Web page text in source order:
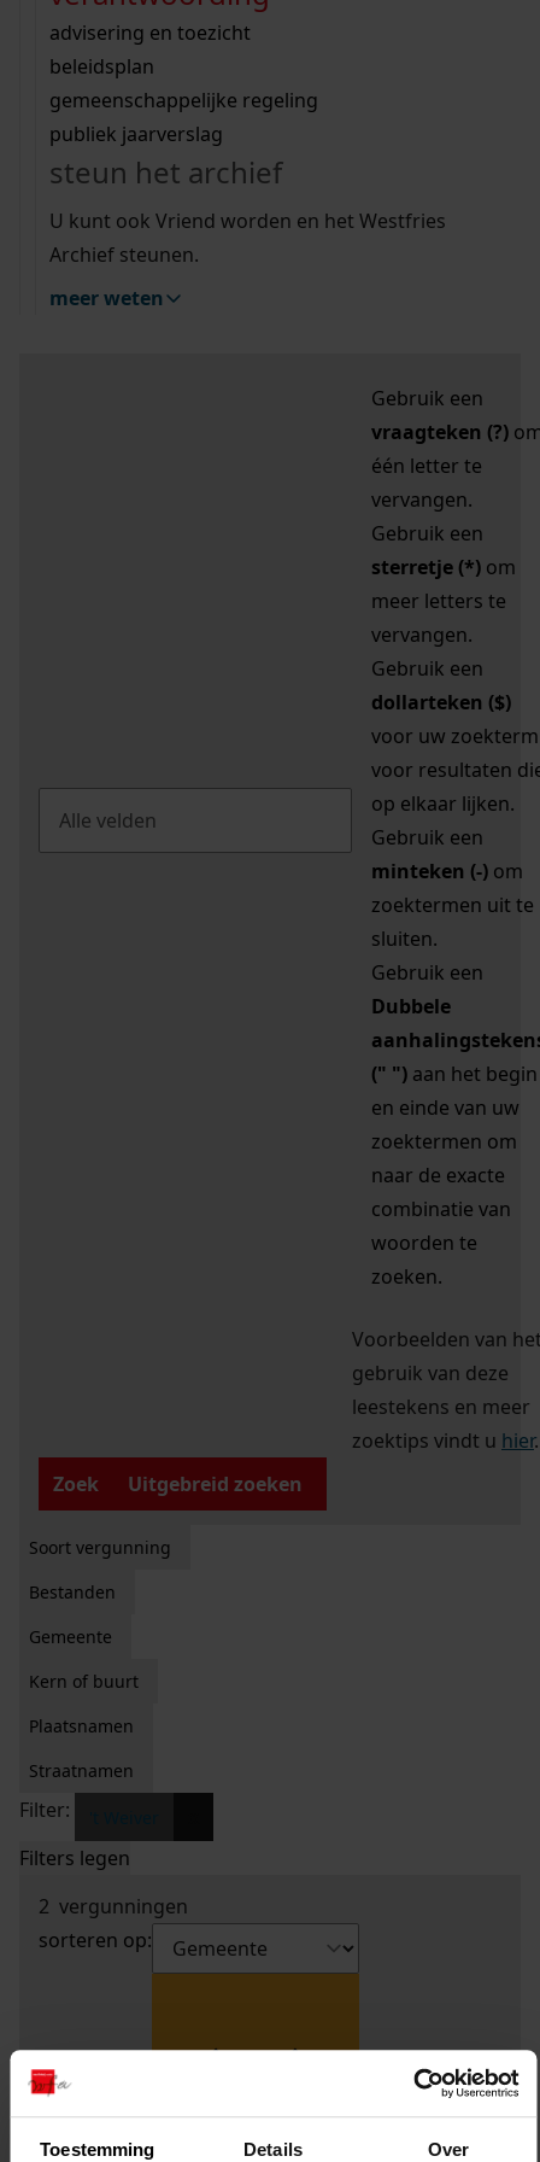
Toestemming Details Over
bouwvergunningen
omgevingsvergunningen
vergunningen
beeld en geluid
uitleg nodig?
Wij helpen u op weg met een aantal zoektips.
bekijk alle zoektips
Wij helpen u op weg met een aantal zoektips.
bekijk alle zoektips
bekijk ons geschiedenislokaal
advisering en toezicht
beleidsplan
gemeenschappelijke regeling
publiek jaarverslag
steun het archief
U kunt ook Vriend worden en het Westfries
Archief steunen.
meer weten
zoektips
Mijn Studiezaal (inloggen)
uw zoekopdracht te
Gebruik een
vraagteken (?)
één letter te
vervangen.
Gebruik een
sterretje (*) om
meer letters te
vervangen.
Gebruik een
dollarteken ($)
voor uw zoekterm
voor resultaten
op elkaar lijken.
Gebruik een
minteken (-) om
zoektermen uit te
sluiten.
Gebruik een
Dubbele
(" ") aan het begin
en einde van uw
zoektermen om
naar de exacte
combinatie van
woorden te
zoeken.
Voorbeelden van
gebruik van deze
leestekens en meer
zoektips vindt u hier.
Zoek
Uitgebreid zoeken
Soort vergunning
Bestanden
Gemeente
Kern of buurt
Plaatsnamen
Straatnamen
Filter:
Filters legen
2 vergunningen
sorteren op: